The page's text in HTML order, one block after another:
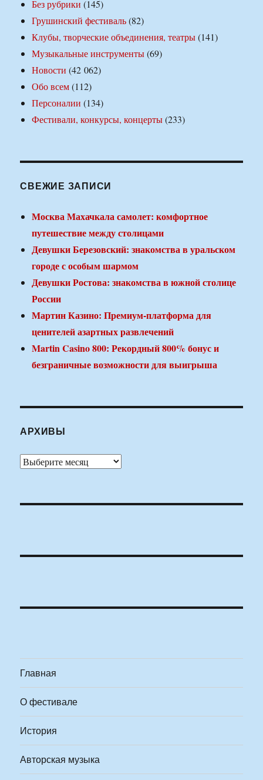
Без рубрики (145)
Грушинский фестиваль(82)
Клубы, творческие объединения, театры(141)
Музыкальные инструменты(69)
Новости (42 062)
Обо всем(112)
Персоналии (134)
Фестивали, конкурсы, концерты(233)
СВЕЖИЕ ЗАПИСИ
Москва Махачкала самолет: комфортное
путешествие между столицами
Девушки Березовский: знакомства в уральском
городе с особым шармом
Девушки Ростова: знакомства в южной столице
России
Мартин Казино: Премиум-платформа для
ценителей азартных развлечений
Martin Casino 800: Рекордный 800% бонус и
безграничные возможности для выигрыша
АРХИВЫ
Архивы
Главная
О фестивале
История
Авторская музыка